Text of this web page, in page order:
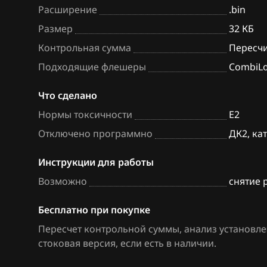
BMW
BYD
Cadillac
Changan
Chenglong
Chery
Chevrolet
Siemens EMS
М74.8(М74.8+)
М74.9 ПО
М86 CNG
Расширение
.bin
Размер
32 КБ
Контрольная сумма
Подходящие флешеры
Что сделано
Нормы токсичности
E2
Отключено программно
ДК2,
Инструкции для работы
Возможно
снятие
Бесплатно при покупке
Пересчет контрольной суммы, анализ
стоковая версия, если есть в наличии.